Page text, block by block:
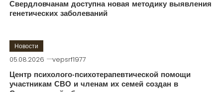
Свердловчанам доступна новая методику выявления
генетических заболеваний
Новости
05.08.2026 vepsrf1977
Центр психолого-психотерапевтической помощи
участникам СВО и членам их семей создан в